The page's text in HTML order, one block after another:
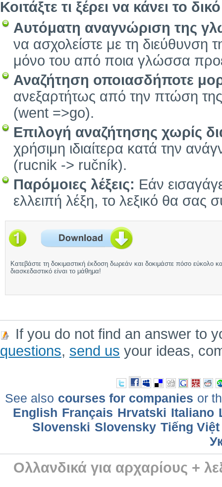
Κοιτάξτε τι ξέρει να κάνει το
Αυτόματη αναγνώριση της
να ασχολείστε με τη διεύθυνση
μόνο του από ποια γλώσσα
Αναζήτηση οποιασδήποτε
ανεξαρτήτως από την πτώση
(went =>go).
Επιλογή αναζήτησης χωρίς
χρήσιμη ιδιαίτερα κατά την
(rucnik -> ručník).
Παρόμοιες λέξεις: Εάν
ελλειπή λέξη, το λεξικό θα σας
Κατεβάστε τη δοκιμαστική έκδοση δωρεάν και δοκιμάστε πόσο εύκολο
διασκεδαστικό είναι το μάθημα!
If you do not find an answer to
questions, send us your ideas,
See also courses for companies or
English Français Hrvatski Italiano
Slovenski Slovensky Tiếng Việt
Ολλανδικά για αρχαρίους +